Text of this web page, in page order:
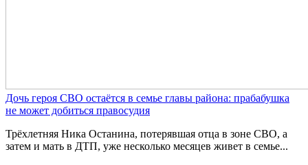
Дочь героя СВО остаётся в семье главы района: прабабушка
не может добиться правосудия
Трёхлетняя Ника Останина, потерявшая отца в зоне СВО, а
затем и мать в ДТП, уже несколько месяцев живет в семье...